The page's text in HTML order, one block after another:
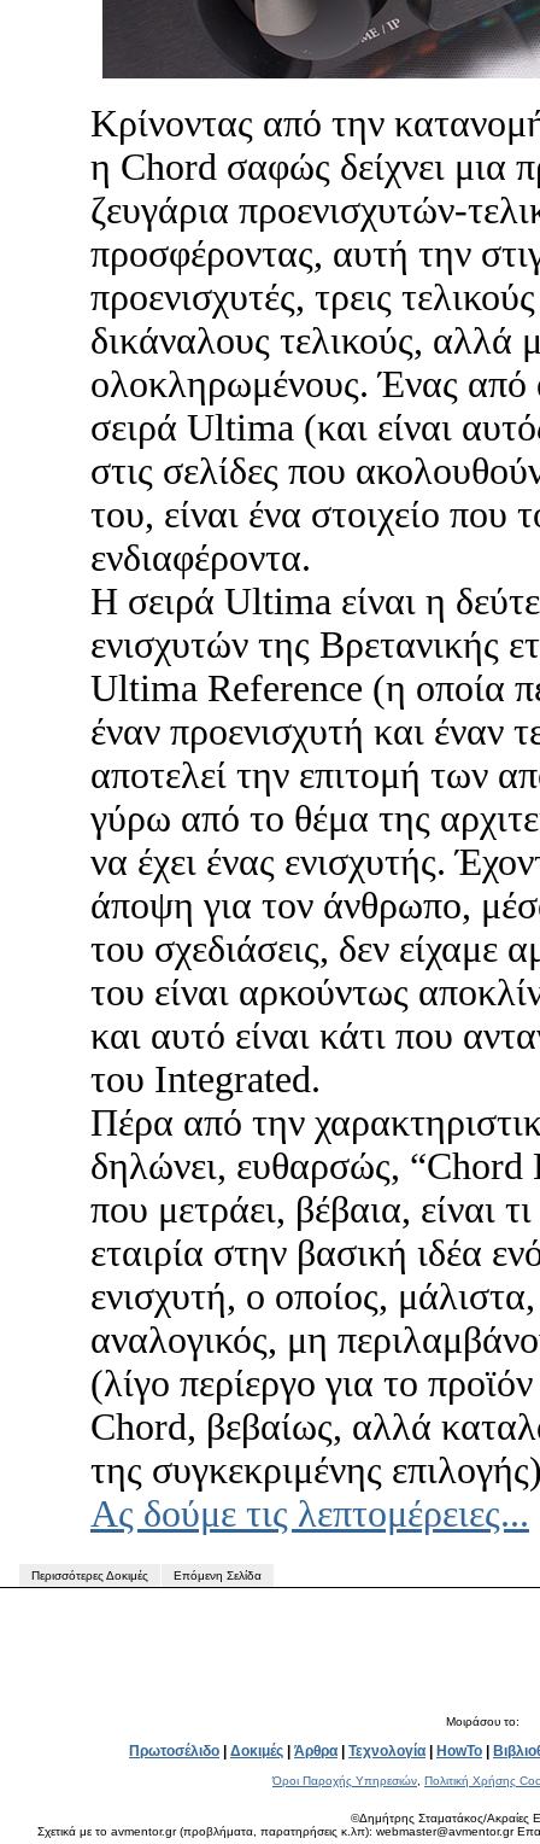
Κρίνοντας από την
η Chord σαφώς δείχνει μια
ζευγάρια προενισχυτών-
προσφέροντας, αυτή την
προενισχυτές, τρεις
δικάναλους τελικούς, αλλά
ολοκληρωμένους. Ένας από
σειρά Ultima (και είναι
στις σελίδες που
του, είναι ένα στοιχείο που
ενδιαφέροντα.
Η σειρά Ultima είναι η
ενισχυτών της Βρετανικής
Ultima Reference (η οποία
έναν προενισχυτή και έναν
αποτελεί την επιτομή των
γύρω από το θέμα της
να έχει ένας ενισχυτής.
άποψη για τον άνθρωπο,
του σχεδιάσεις, δεν είχαμε
του είναι αρκούντως
και αυτό είναι κάτι που
του Integrated.
Πέρα από την
δηλώνει, ευθαρσώς,
που μετράει, βέβαια, είναι
εταιρία στην βασική ιδέα
ενισχυτή, ο οποίος,
αναλογικός, μη
(λίγο περίεργο για το
Chord, βεβαίως, αλλά
της συγκεκριμένης
Ας δούμε τις λεπτομέρειες...
Περισσότερες Δοκιμές Επόμενη Σελίδα
Μοιράσου το:
Πρωτοσέλιδο | Δοκιμές | Άρθρα | Τεχνολογία | HowTo |
Όροι Παροχής Υπηρεσιών Πολιτική Χρήσης
©Δημήτρης Σταματάκος/Ακραίες
Σχετικά με το avmentor.gr (προβλήματα, παρατηρήσεις κ.λπ): webmaster@avmentor.gr